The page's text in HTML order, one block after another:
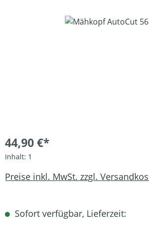
Bildergalerie überspringen
44,90 €*
Inhalt: 1
Preise inkl. MwSt. zzgl.
Sofort verfügbar, Lieferzeit: